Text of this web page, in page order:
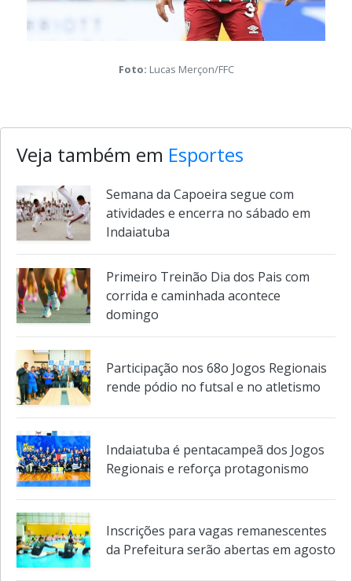
Veja também emEsportes
Semana da Capoeira segue com
atividades e encerra no sábado em
Indaiatuba
Primeiro Treinão Dia dos Pais com
corrida e caminhada acontece
domingo
rende pódio no futsal e no atletismo
Regionais e reforça protagonismo